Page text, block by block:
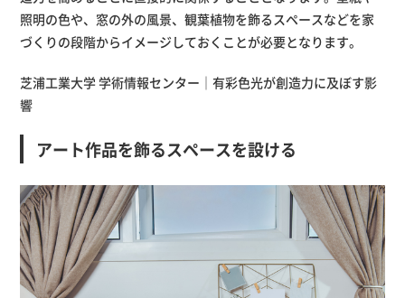
照明の色や、窓の外の風景、観葉植物を飾るスペースなどを家
づくりの段階からイメージしておくことが必要となります。
芝浦工業大学 学術情報センター｜有彩色光が創造力に及ぼす影
響
アート作品を飾るスペースを設ける